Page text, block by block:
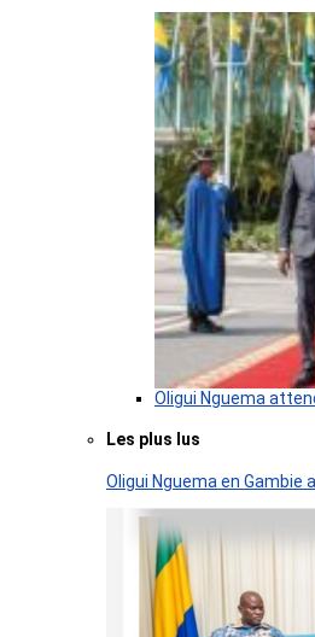
Oligui Nguema
Les plus lus
Oligui Nguema en Gambie